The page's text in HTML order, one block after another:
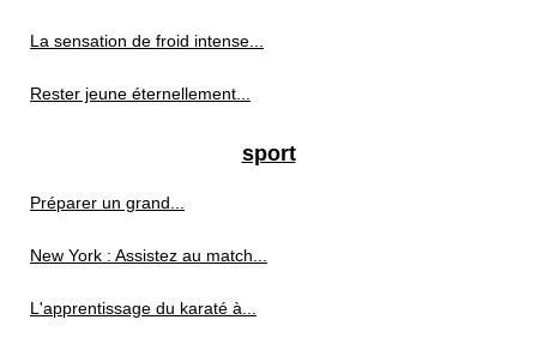
La sensation de froid intense...
Rester jeune éternellement...
sport
Préparer un grand...
New York : Assistez au match...
L'apprentissage du karaté à...